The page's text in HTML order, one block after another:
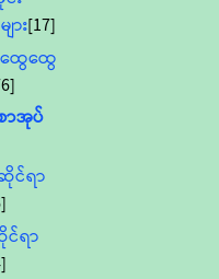
ား[17]
ထွေထွေ
ာအုပ်
င်ရာ
ရာ